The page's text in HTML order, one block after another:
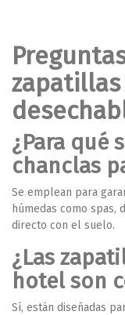
¿Para qué
chanclas
Se emplean para
húmedas como spas,
directo con el suelo.
¿Las
hotel son
Sí, están diseñadas